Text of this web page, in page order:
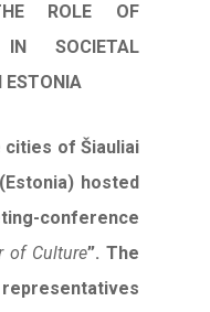
ROLE OF
IN SOCIETAL
ESTONIA
cities of Šiauliai
hosted
conference
of Culture”. The